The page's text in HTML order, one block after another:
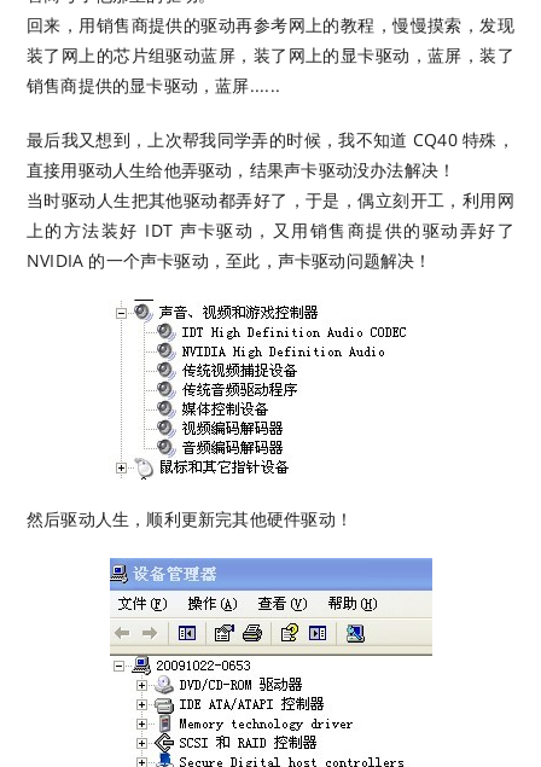
回来，用销售商提供的驱动再参考网上的教程，慢慢摸索，发现
装了网上的芯片组驱动蓝屏，装了网上的显卡驱动，蓝屏，装了
销售商提供的显卡驱动，蓝屏......
最后我又想到，上次帮我同学弄的时候，我不知道 CQ40 特殊，
直接用驱动人生给他弄驱动，结果声卡驱动没办法解决！
当时驱动人生把其他驱动都弄好了，于是，偶立刻开工，利用网
上的方法装好 IDT 声卡驱动，又用销售商提供的驱动弄好了
NVIDIA 的一个声卡驱动，至此，声卡驱动问题解决！
然后驱动人生，顺利更新完其他硬件驱动！